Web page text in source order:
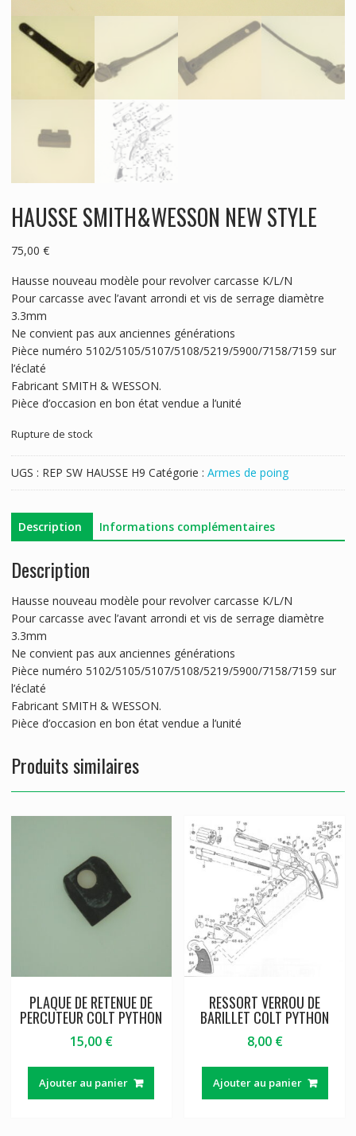
HAUSSE SMITH&WESSON NEW STYLE
75,00 €
Hausse nouveau modèle pour revolver carcasse K/L/N
Pour carcasse avec l’avant arrondi et vis de serrage diamètre
3.3mm
Ne convient pas aux anciennes générations
Pièce numéro 5102/5105/5107/5108/5219/5900/7158/7159 sur
l’éclaté
Fabricant SMITH & WESSON.
Pièce d’occasion en bon état vendue a l’unité
Rupture de stock
UGS : REP SW HAUSSE H9 Catégorie : Armes de poing
Description Informations complémentaires
Description
Hausse nouveau modèle pour revolver carcasse K/L/N
Pour carcasse avec l’avant arrondi et vis de serrage diamètre
3.3mm
Ne convient pas aux anciennes générations
Pièce numéro 5102/5105/5107/5108/5219/5900/7158/7159 sur
l’éclaté
Fabricant SMITH & WESSON.
Pièce d’occasion en bon état vendue a l’unité
Produits similaires
PLAQUE DE RETENUE DE
PERCUTEUR COLT PYTHON
15,00 €
Ajouter au panier
RESSORT VERROU DE
BARILLET COLT PYTHON
8,00 €
Ajouter au panier